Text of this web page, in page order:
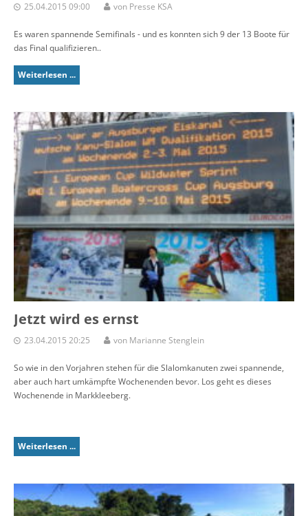
25.04.2015 09:00 von Presse KSA
Es waren spannende Semifinals - und es konnten sich 9 der 13 Boote für
das Final qualifizieren..
Weiterlesen ...
Jetzt wird es ernst
23.04.2015 20:25 von Marianne Stenglein
So wie in den Vorjahren stehen für die Slalomkanuten zwei spannende,
aber auch hart umkämpfte Wochenenden bevor. Los geht es dieses
Wochenende in Markkleeberg.
Weiterlesen ...